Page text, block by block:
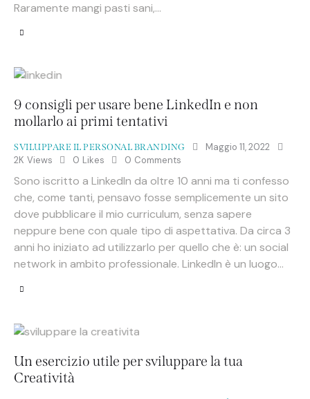
Raramente mangi pasti sani,…
9 consigli per usare bene LinkedIn e non
mollarlo ai primi tentativi
SVILUPPARE IL PERSONAL BRANDING
Maggio 11, 2022
2K Views 0 Likes 0 Comments
Sono iscritto a LinkedIn da oltre 10 anni ma ti confesso
che, come tanti, pensavo fosse semplicemente un sito
dove pubblicare il mio curriculum, senza sapere
neppure bene con quale tipo di aspettativa. Da circa 3
anni ho iniziato ad utilizzarlo per quello che è: un social
network in ambito professionale. LinkedIn è un luogo…
Un esercizio utile per sviluppare la tua
Creatività